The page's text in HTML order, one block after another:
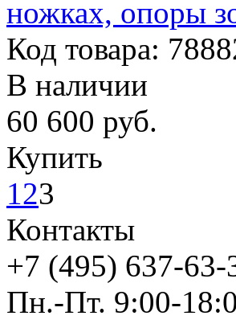
ножках, опоры
Код товара:
В наличии
60 600 руб.
Купить
123
Контакты
+7 (495) 637-63-
Пн.-Пт. 9:00-